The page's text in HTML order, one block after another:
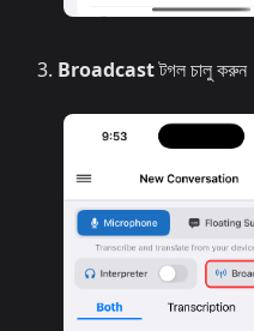
Broadcastটগল চালু করুন